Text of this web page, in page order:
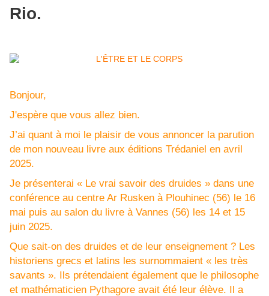
Rio.
Bonjour,
J'espère que vous allez bien.
J’ai quant à moi le plaisir de vous annoncer la parution
de mon nouveau livre aux éditions Trédaniel en avril
2025.
Je présenterai « Le vrai savoir des druides » dans une
conférence au centre Ar Rusken à Plouhinec (56) le 16
mai puis au salon du livre à Vannes (56) les 14 et 15
juin 2025.
Que sait-on des druides et de leur enseignement ? Les
historiens grecs et latins les surnommaient « les très
savants ». Ils prétendaient également que le philosophe
et mathématicien Pythagore avait été leur élève. Il a